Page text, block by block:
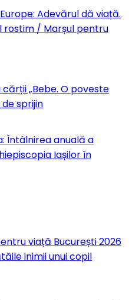
Adevărul dă viață.
rostim / Marșul pentru
„Bebe. O poveste
sprijin
Întâlnirea anuală a
Iașilor în
viață București 2026
inimii unui copil